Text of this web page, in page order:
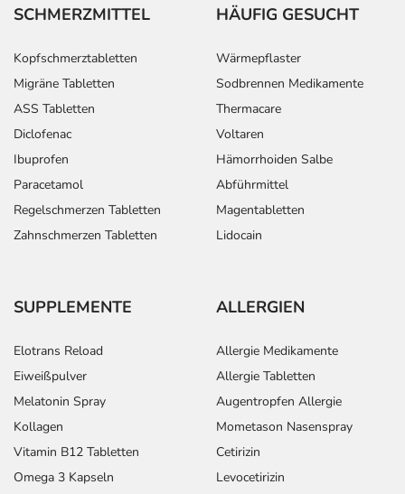
SCHMERZMITTEL
Kopfschmerztabletten
Migräne Tabletten
ASS Tabletten
Diclofenac
Ibuprofen
Paracetamol
Regelschmerzen Tabletten
Zahnschmerzen Tabletten
HÄUFIG GESUCHT
Wärmepflaster
Sodbrennen Medikamente
Thermacare
Voltaren
Hämorrhoiden Salbe
Abführmittel
Magentabletten
Lidocain
SUPPLEMENTE
Elotrans Reload
Eiweißpulver
Melatonin Spray
Kollagen
Vitamin B12 Tabletten
Omega 3 Kapseln
ALLERGIEN
Allergie Medikamente
Allergie Tabletten
Augentropfen Allergie
Mometason Nasenspray
Cetirizin
Levocetirizin